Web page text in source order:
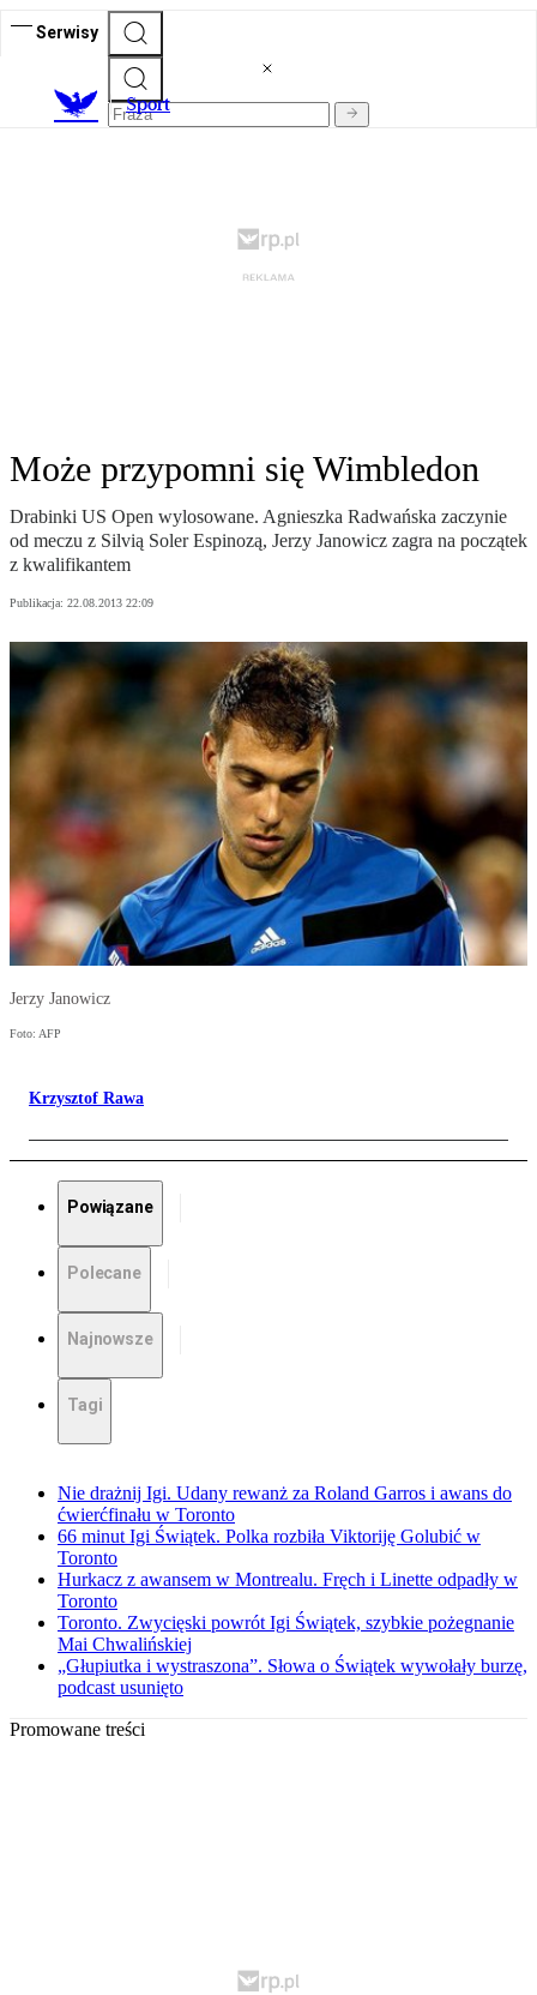
Serwisy
Sport
Może przypomni się Wimbledon
Drabinki US Open wylosowane. Agnieszka Radwańska zaczynie
od meczu z Silvią Soler Espinozą, Jerzy Janowicz zagra na początek
z kwalifikantem
Publikacja: 22.08.2013 22:09
Jerzy Janowicz
Foto: AFP
Krzysztof Rawa
Powiązane
Polecane
Najnowsze
Tagi
Nie drażnij Igi. Udany rewanż za Roland Garros i awans do
ćwierćfinału w Toronto
66 minut Igi Świątek. Polka rozbiła Viktoriję Golubić w
Toronto
Hurkacz z awansem w Montrealu. Fręch i Linette odpadły w
Toronto
Toronto. Zwycięski powrót Igi Świątek, szybkie pożegnanie
Mai Chwalińskiej
„Głupiutka i wystraszona”. Słowa o Świątek wywołały burzę,
podcast usunięto
Promowane treści